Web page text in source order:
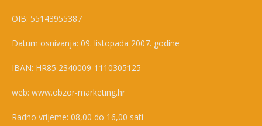
OIB: 55143955387
Datum osnivanja: 09. listopada 2007. godine
IBAN: HR85 2340009-1110305125
web: www.obzor-marketing.hr
Radno vrijeme: 08,00 do 16,00 sati